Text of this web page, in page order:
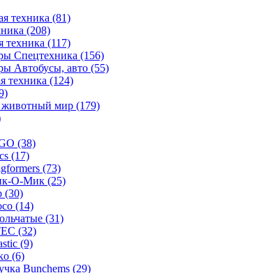
техника (81)
(208)
техника (117)
Спецтехника (156)
Автобусы, авто (55)
техника (124)
животный мир (179)
(38)
(17)
(73)
О-Мик (25)
(30)
(14)
(31)
(32)
(9)
(6)
Bunchems (29)